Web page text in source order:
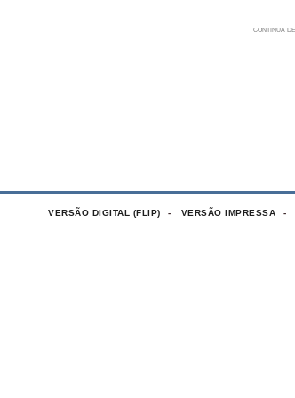
VERSÃO DIGITAL (FLIP) VERSÃO IMPRESSA